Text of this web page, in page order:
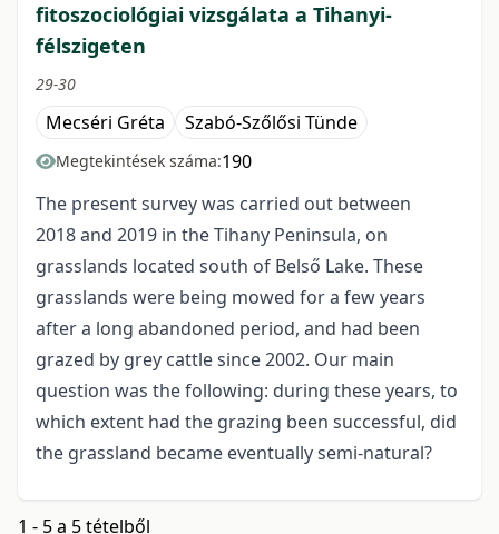
fitoszociológiai vizsgálata a Tihanyi-
félszigeten
29-30
Mecséri Gréta Szabó-Szőlősi Tünde
Megtekintések száma:190
The present survey was carried out between
2018 and 2019 in the Tihany Peninsula, on
grasslands located south of Belső Lake. These
grasslands were being mowed for a few years
after a long abandoned period, and had been
grazed by grey cattle since 2002. Our main
question was the following: during these years, to
which extent had the grazing been successful, did
the grassland became eventually semi-natural?
1 - 5 a 5 tételből